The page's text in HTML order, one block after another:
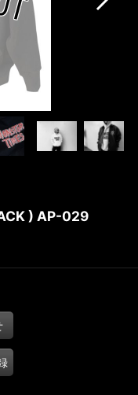
) AP-029